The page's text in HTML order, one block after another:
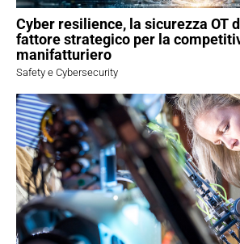
Cyber resilience, la sicurezza OT
fattore strategico per la
manifatturiero
Safety e Cybersecurity